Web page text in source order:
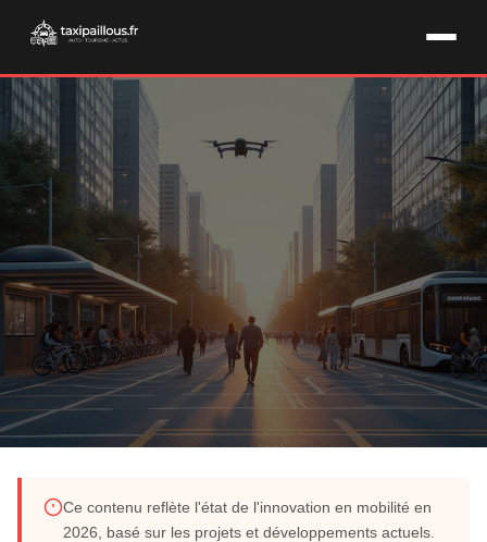
Quelles innovations transforment la
Ce contenu reflète l'état de l'innovation en mobilité en
2026, basé sur les projets et développements actuels.